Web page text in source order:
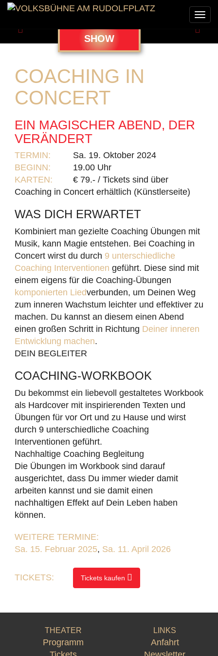
Zurück SHOW
COACHING IN
CONCERT
EIN MAGISCHER ABEND, DER
VERÄNDERT
TERMIN:
Sa. 19. Oktober 2024
BEGINN:
19.00 Uhr
KARTEN:
€ 79.- / Tickets sind über
Coaching in Concert erhältlich (Künstlerseite)
WAS DICH ERWARTET
Kombiniert man gezielte Coaching Übungen mit
Musik, kann Magie entstehen. Bei Coaching in
Concert wirst du durch 9 unterschiedliche
Coaching Interventionen geführt. Diese sind mit
einem eigens für die Coaching-Übungen
komponierten Liedverbunden, um Deinen Weg
zum inneren Wachstum leichter und effektiver zu
machen. Du kannst an diesem einen Abend
einen großen Schritt in Richtung Deiner inneren
Entwicklung machen.
DEIN BEGLEITER
COACHING-WORKBOOK
Du bekommst ein liebevoll gestaltetes Workbook
als Hardcover mit inspirierenden Texten und
Übungen für vor Ort und zu Hause und wirst
durch 9 unterschiedliche Coaching
Interventionen geführt.
Nachhaltige Coaching Begleitung
Die Übungen im Workbook sind darauf
ausgerichtet, dass Du immer wieder damit
arbeiten kannst und sie damit einen
nachhaltigen Effekt auf Dein Leben haben
können.
WEITERE TERMINE:
Sa. 15. Februar 2025, Sa. 11. April 2026
TICKETS: Tickets kaufen
THEATER
Programm
LINKS
Anfahrt